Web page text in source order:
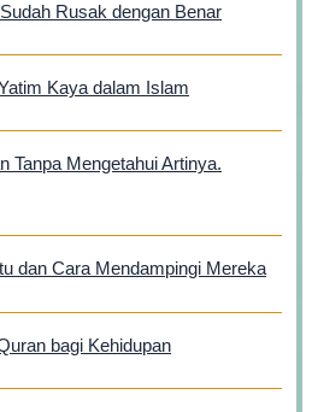
Rusak dengan Benar
Kaya dalam Islam
Tanpa Mengetahui Artinya.
dan Cara Mendampingi Mereka
bagi Kehidupan